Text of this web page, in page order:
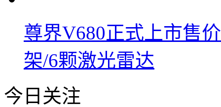
尊界V680正式上市售
架/6颗激光雷达
今日关注